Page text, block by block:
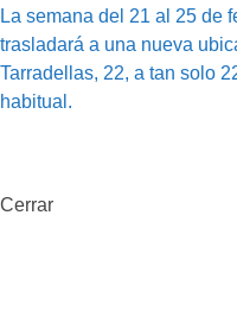
La semana del 21 al 25 de
trasladará a una nueva
Tarradellas, 22, a tan solo
habitual.
Cerrar